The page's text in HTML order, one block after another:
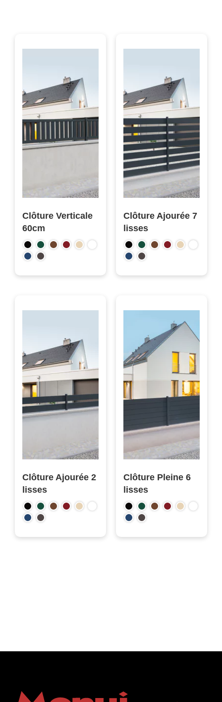
Clôture Verticale
60cm
Clôture Ajourée 7
lisses
Clôture Ajourée 2
lisses
Clôture Pleine 6
lisses